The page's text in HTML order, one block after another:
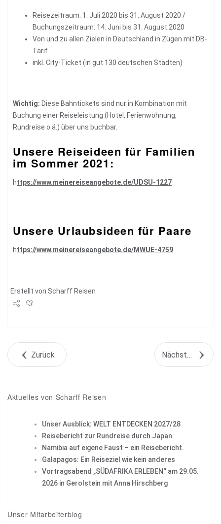
Reisezeitraum: 1. Juli 2020 bis 31. August 2020 /
Buchungszeitraum: 14. Juni bis 31. August 2020
Von und zu allen Zielen in Deutschland in Zügen mit DB-
Tarif
inkl. City-Ticket (in gut 130 deutschen Städten)
Wichtig: Diese Bahntickets sind nur in Kombination mit
Buchung einer Reiseleistung (Hotel, Ferienwohnung,
Rundreise o.ä.) über uns buchbar.
Unsere Reiseideen für Familien
im Sommer 2021:
https://www.meinereiseangebote.de/UDSU-1227
Unsere Urlaubsideen für Paare
https://www.meinereiseangebote.de/MWUE-4759
Erstellt von Scharff Reisen
+1Zurück Nächstes Objekt
Aktuelles von Scharff Reisen
Unser Ausblick: WELT ENTDECKEN 2027/28
Reisebericht zur Rundreise durch Japan
Namibia auf eigene Faust – ein Reisebericht.
Galapagos: Ein Reiseziel wie kein anderes
Vortragsabend „SÜDAFRIKA ERLEBEN“ am 29.05.
2026 in Gerolstein mit Anna Hirschberg
Unser Mitarbeiterblog